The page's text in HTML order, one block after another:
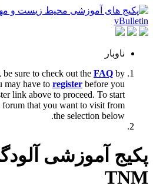
ناوبار
sure to check out the FAQ by
may have to register before you
link above to proceed. To start
forum that you want to visit from
the selection below.
پکیج آموزشی
TNM